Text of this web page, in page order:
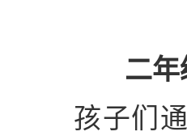
二
孩子们通